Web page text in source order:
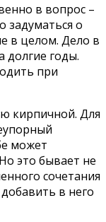
в вопрос –
задуматься о
в целом. Дело в
долгие годы.
при
кирпичной. Для
может
это бывает не
сочетания
в него